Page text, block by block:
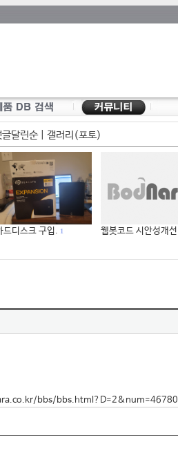
달린순| 갤러리(포토)
드디스크 구입. 1 웹봇코드 시안성개선
bbs/bbs.html?D=2&num=46780